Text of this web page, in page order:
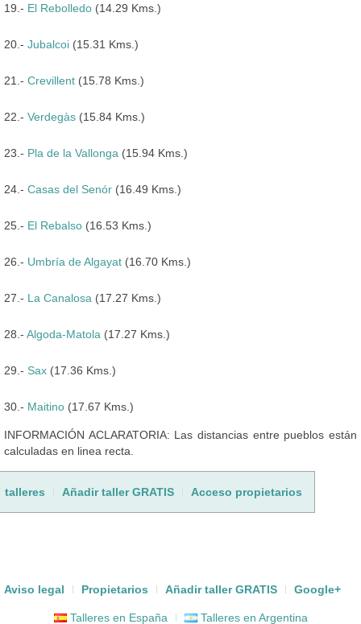
19.- El Rebolledo (14.29 Kms.)
20.- Jubalcoi (15.31 Kms.)
21.- Crevillent (15.78 Kms.)
22.- Verdegàs (15.84 Kms.)
23.- Pla de la Vallonga (15.94 Kms.)
24.- Casas del Senór (16.49 Kms.)
25.- El Rebalso (16.53 Kms.)
26.- Umbría de Algayat (16.70 Kms.)
27.- La Canalosa (17.27 Kms.)
28.- Algoda-Matola (17.27 Kms.)
29.- Sax (17.36 Kms.)
30.- Maitino (17.67 Kms.)
INFORMACIÓN ACLARATORIA: Las distancias entre pueblos están
calculadas en linea recta.
talleres Añadir taller GRATIS Acceso propietarios
Aviso legal Propietarios Añadir taller GRATIS Google+
Talleres en España Talleres en Argentina